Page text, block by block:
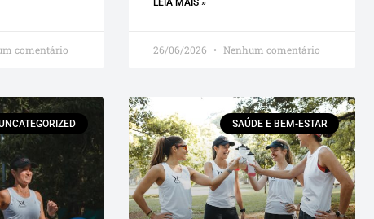
comentário
LEIA MAIS »
26/06/2026 Nenhum comentário
SAÚDE E BEM-ESTAR